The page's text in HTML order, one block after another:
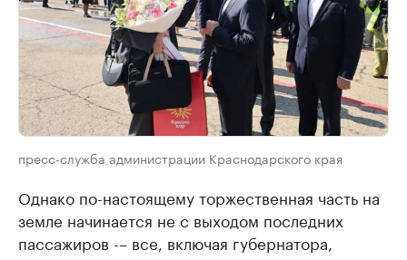
пресс-служба администрации Краснодарского края
Однако по-настоящему торжественная часть на
земле начинается не с выходом последних
пассажиров -– все, включая губернатора,